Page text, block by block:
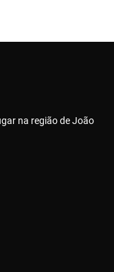
na região de João